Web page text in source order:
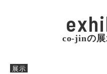
co-jinの展
展示